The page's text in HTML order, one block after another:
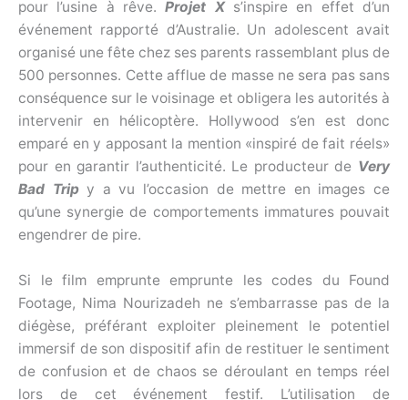
pour l’usine à rêve.Projet Xs’inspire en effet d’un
événement rapporté d’Australie. Un adolescent avait
organisé une fête chez ses parents rassemblant plus de
500 personnes. Cette afflue de masse ne sera pas sans
conséquence sur le voisinage et obligera les autorités à
intervenir en hélicoptère. Hollywood s’en est donc
emparé en y apposant la mention «inspiré de fait réels»
pour en garantir l’authenticité. Le producteur de Very
Bad Tripy a vu l’occasion de mettre en images ce
qu’une synergie de comportements immatures pouvait
engendrer de pire.
Si le film emprunte emprunte les codes du Found
Footage, Nima Nourizadeh ne s’embarrasse pas de la
diégèse, préférant exploiter pleinement le potentiel
immersif de son dispositif afin de restituer le sentiment
de confusion et de chaos se déroulant en temps réel
lors de cet événement festif. L’utilisation de